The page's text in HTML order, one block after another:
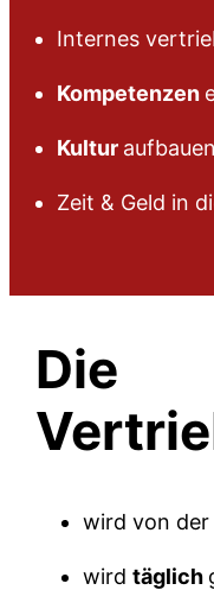
Internes
Kompetenzen
Kultur
Zeit & Geld in
Die
wird von der
wirdtäglich